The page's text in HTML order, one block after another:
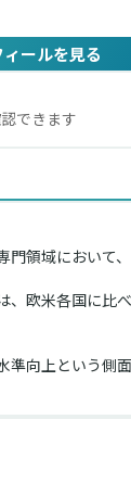
ールを見る
できます
領域において
欧米各国に比
向上という側